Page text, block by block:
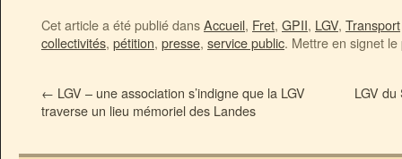
Cet article a été publié dansAccueil, Fret, GPII, LGV, Transport
collectivités, pétition, presse, service public. Mettre en signet le
← LGV – une association s’indigne que la LGV
traverse un lieu mémoriel des Landes
LGV